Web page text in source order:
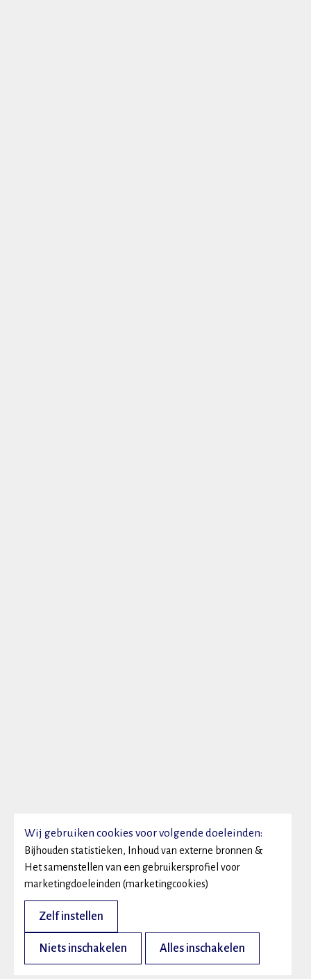
Wij gebruiken cookies voor volgende doeleinden:
Bijhouden statistieken, Inhoud van externe bronnen &
Het samenstellen van een gebruikersprofiel voor
marketingdoeleinden (marketingcookies)
Zelf instellen
Niets inschakelen Alles inschakelen